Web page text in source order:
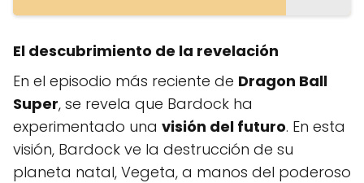
El descubrimiento de la revelación
En el episodio más reciente de Dragon Ball
Super, se revela que Bardock ha
experimentado una visión del futuro. En esta
visión, Bardock ve la destrucción de su
planeta natal, Vegeta, a manos del poderoso